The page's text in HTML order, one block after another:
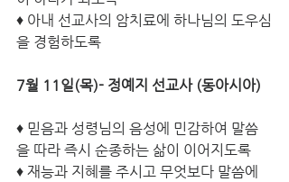
♦ 아내 선교사의 암치료에 하나님의 도우심
을 경험하도록
7월 11일(목)- 정예지 선교사 (동아시아)
♦ 믿음과 성령님의 음성에 민감하여 말씀
을 따라 즉시 순종하는 삶이 이어지도록
♦ 재능과 지혜를 주시고 무엇보다 말씀에